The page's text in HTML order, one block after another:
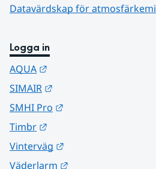
Datavärdskap för atmosfärkemi
Logga in
AQUA
SIMAIR
SMHI Pro
Timbr
Vinterväg
Väderlarm